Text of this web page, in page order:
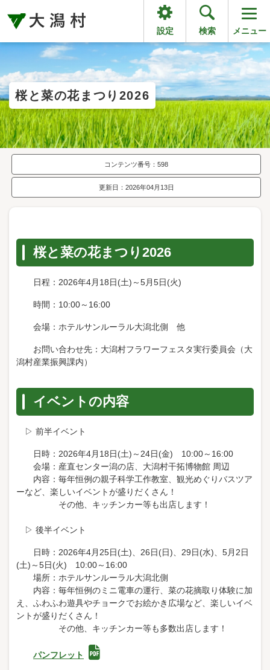
設定 検索 メニュー
桜と菜の花まつり2026
コンテンツ番号：598
更新日：2026年04月13日
桜と菜の花まつり2026
日程：2026年4月18日(土)～5月5日(火)
時間：10:00～16:00
会場：ホテルサンルーラル大潟北側 他
お問い合わせ先：大潟村フラワーフェスタ実行委員会（大
潟村産業振興課内）
イベントの内容
▷ 前半イベント
日時：2026年4月18日(土)～24日(金) 10:00～16:00
会場：産直センター潟の店、大潟村干拓博物館 周辺
内容：毎年恒例の親子科学工作教室、観光めぐりバスツア
ーなど、楽しいイベントが盛りだくさん！
その他、キッチンカー等も出店します！
▷ 後半イベント
日時：2026年4月25日(土)、26日(日)、29日(水)、5月2日
(土)～5日(火) 10:00～16:00
場所：ホテルサンルーラル大潟北側
内容：毎年恒例のミニ電車の運行、菜の花摘取り体験に加
え、ふわふわ遊具やチョークでお絵かき広場など、楽しいイベ
ントが盛りだくさん！
その他、キッチンカー等も多数出店します！
パンフレット